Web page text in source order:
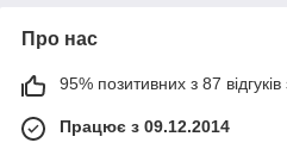
Про нас
95% позитивних з 87 відгуків
Працює з 09.12.2014